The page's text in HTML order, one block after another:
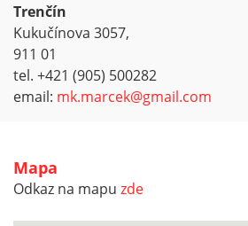
Trenčín
Kukučínova 3057,
911 01
tel. +421 (905) 500282
email: mk.marcek@gmail.com
Mapa
Odkaz na mapu zde